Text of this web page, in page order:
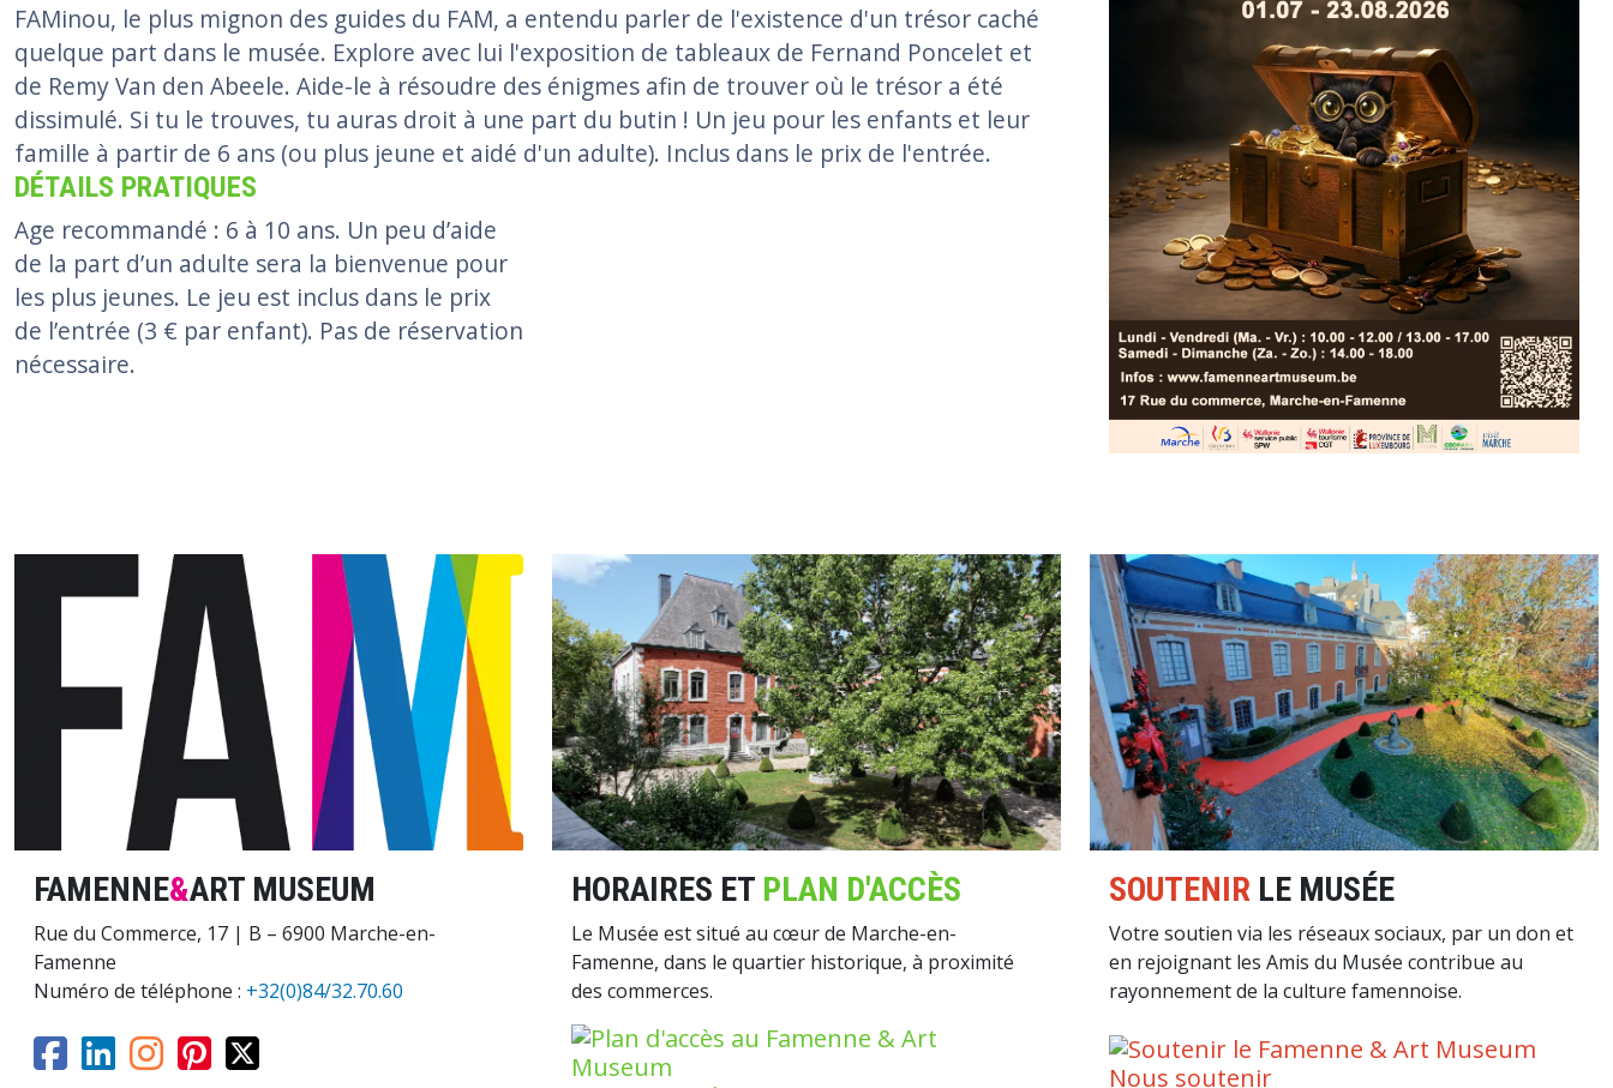
FAMinou, le plus mignon des guides du FAM, a entendu parler de l'existence d'un trésor caché
quelque part dans le musée. Explore avec lui l'exposition de tableaux de Fernand Poncelet et
de Remy Van den Abeele. Aide-le à résoudre des énigmes afin de trouver où le trésor a été
dissimulé. Si tu le trouves, tu auras droit à une part du butin ! Un jeu pour les enfants et leur
famille à partir de 6 ans (ou plus jeune et aidé d'un adulte). Inclus dans le prix de l'entrée.
DÉTAILS PRATIQUES
Age recommandé : 6 à 10 ans. Un peu d’aide
de la part d’un adulte sera la bienvenue pour
les plus jeunes. Le jeu est inclus dans le prix
de l’entrée (3 € par enfant). Pas de réservation
nécessaire.
FAMENNE&ART MUSEUM
Rue du Commerce, 17 | B – 6900 Marche-en-
Famenne
Numéro de téléphone : +32(0)84/32.70.60
Image
HORAIRES ET PLAN D'ACCÈS
Le Musée est situé au cœur de Marche-en-
Famenne, dans le quartier historique, à proximité
des commerces.
Image
SOUTENIR LE MUSÉE
Votre soutien via les réseaux sociaux, par un don et
en rejoignant les Amis du Musée contribue au
rayonnement de la culture famennoise.
Nous soutenir